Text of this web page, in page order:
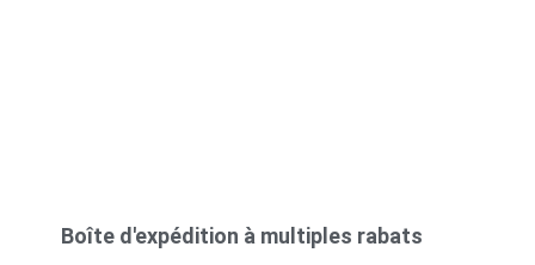
Boîte d'expédition à multiples rabats